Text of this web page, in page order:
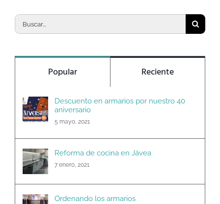
Buscar:
Popular Reciente
Descuento en armarios por nuestro 40
aniversario
5 mayo, 2021
Reforma de cocina en Jávea
7 enero, 2021
Ordenando los armarios